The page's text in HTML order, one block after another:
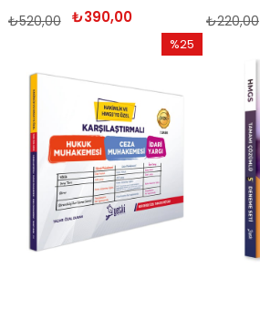
₺390,00
₺520,00 ₺220,00
%25
%25İndirim